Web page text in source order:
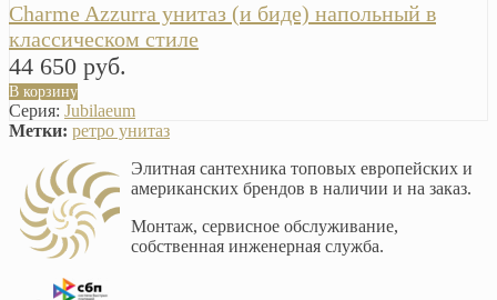
Charme Azzurra унитаз (и биде) напольный в
классическом стиле
44 650 руб.
В корзину
Серия: Jubilaeum
Метки: ретро унитаз
Элитная сантехника топовых европейских и
американских брендов в наличии и на заказ.
Монтаж, сервисное обслуживание,
собственная инженерная служба.